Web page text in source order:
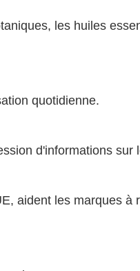
les huiles
quotidienne.
d'informations sur
aident les marques à